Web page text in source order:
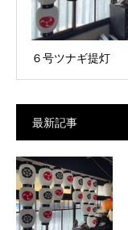
６号ツナギ提灯
最新記事